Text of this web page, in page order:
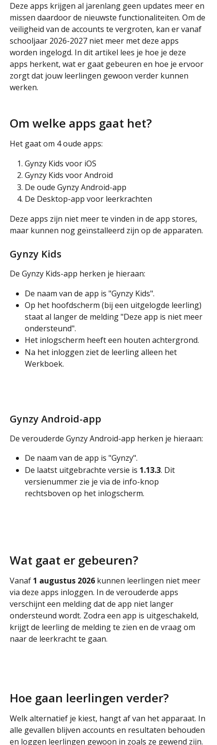
Deze apps krijgen al jarenlang geen updates meer en
missen daardoor de nieuwste functionaliteiten. Om de
veiligheid van de accounts te vergroten, kan er vanaf
schooljaar 2026-2027 niet meer met deze apps
worden ingelogd. In dit artikel lees je hoe je deze
apps herkent, wat er gaat gebeuren en hoe je ervoor
zorgt dat jouw leerlingen gewoon verder kunnen
werken.
Om welke apps gaat het?
Het gaat om 4 oude apps:
Gynzy Kids voor iOS
Gynzy Kids voor Android
De oude Gynzy Android-app
De Desktop-app voor leerkrachten
Deze apps zijn niet meer te vinden in de app stores,
maar kunnen nog geïnstalleerd zijn op de apparaten.
Gynzy Kids
De Gynzy Kids-app herken je hieraan:
De naam van de app is "Gynzy Kids".
Op het hoofdscherm (bij een uitgelogde leerling)
staat al langer de melding "Deze app is niet meer
ondersteund".
Het inlogscherm heeft een houten achtergrond.
Na het inloggen ziet de leerling alleen het
Werkboek.
Gynzy Android-app
De verouderde Gynzy Android-app herken je hieraan:
De naam van de app is "Gynzy".
De laatst uitgebrachte versie is 1.13.3. Dit
versienummer zie je via de info-knop
rechtsboven op het inlogscherm.
Wat gaat er gebeuren?
Vanaf 1 augustus 2026 kunnen leerlingen niet meer
via deze apps inloggen. In de verouderde apps
verschijnt een melding dat de app niet langer
ondersteund wordt. Zodra een app is uitgeschakeld,
krijgt de leerling de melding te zien en de vraag om
naar de leerkracht te gaan.
Hoe gaan leerlingen verder?
Welk alternatief je kiest, hangt af van het apparaat. In
alle gevallen blijven accounts en resultaten behouden
en loggen leerlingen gewoon in zoals ze gewend zijn.